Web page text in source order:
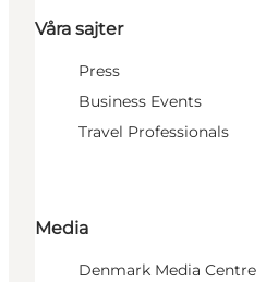
Våra sajter
Press
Business Events
Travel Professionals
Media
Denmark Media Centre